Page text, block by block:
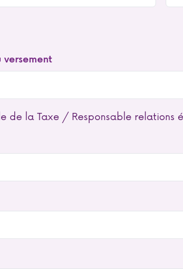
de la Taxe / Responsable relations